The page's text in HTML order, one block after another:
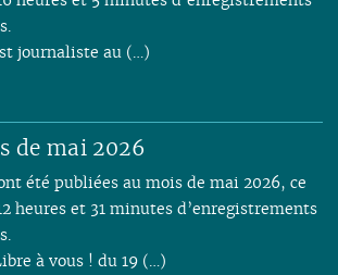
journaliste au (…)
de mai 2026
été publiées au mois de mai 2026, ce
heures et 31 minutes d’enregistrements
à vous ! du 19 (…)